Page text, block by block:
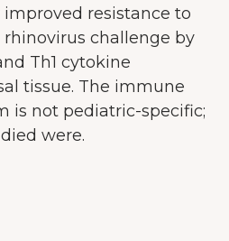
resistance to
challenge by
Th1 cytokine
tissue. The immune
is not pediatric-specific;
were.